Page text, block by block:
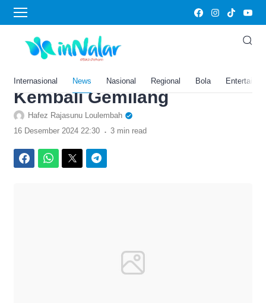
Internasional News Nasional Regional Bola
Home›News
Prediksi Kamboja vs Timor
Lester di Piala AFF 2024,
Harap-Harap João Pedro
Kembali Gemilang
Hafez Rajasunu Loulembah
16 Desember 2024 22:30 . 3 min read